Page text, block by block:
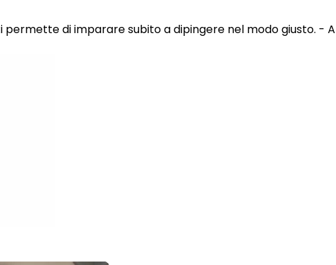
permette di imparare subito a dipingere nel modo giusto.